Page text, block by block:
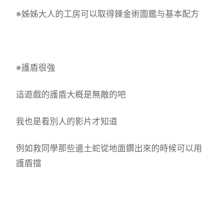
※姊姊大人的工房可以取得鍊金術圖鑑与基本配方
※護盾很強
這遊戲的護盾大概是無敵的吧
我也是看別人的影片才知道
例如救同學那些邊土蛇從地面鑽出來的時候可以用
護盾擋